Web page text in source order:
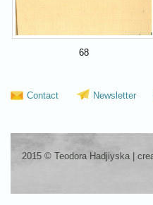
68
Contact Newsletter
2015 © Teodora Hadjiyska|